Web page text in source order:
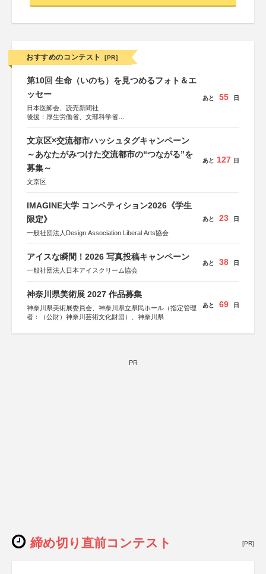
おすすめのコンテスト [PR]
第10回 生命（いのち）を見つめるフォト＆エ
ッセー
日本医師会、読売新聞社
後援：厚生労働省、文部科学省
しん生命保険株式会社
あと 55 日
文京区×交流都市ハッシュタグキャンペーン
～あなたがみつけた交流都市の“つながる”を
募集～
文京区
あと 127 日
IMAGINE大学 コンペティション2026《学生
限定》
一般社団法人Design Association Liberal Arts協会
あと 23 日
アイスな瞬間！2026 写真投稿キャンペーン
一般社団法人日本アイスクリーム協会
あと 38 日
神奈川県美術展 2027 作品募集
神奈川県美術展委員会、神奈川県立県民ホール（指定管理
者：（公財）神奈川芸術文化財団）、神奈川県
あと 69 日
PR
締め切り直前コンテスト [PR]